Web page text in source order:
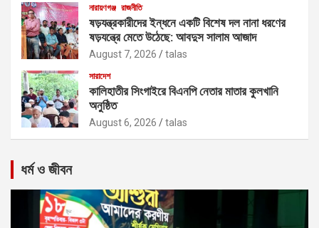
নারায়ণগঞ্জ রাজনীতি
ষড়যন্ত্রকারীদের ইন্ধনে একটি বিশেষ দল নানা ধরণের
ষড়যন্ত্রে মেতে উঠেছে: আবদুস সালাম আজাদ
August 7, 2026 talas
সারাদেশ
কালিহাতীর সিংগাইরে বিএনপি নেতার মাতার কুলখানি
অনুষ্ঠিত
August 6, 2026 talas
ধর্ম ও জীবন